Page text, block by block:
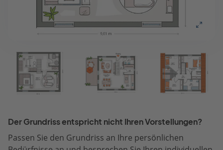
Der Grundriss entspricht nicht Ihren Vorstellungen?
Passen Sie den Grundriss an Ihre persönlichen